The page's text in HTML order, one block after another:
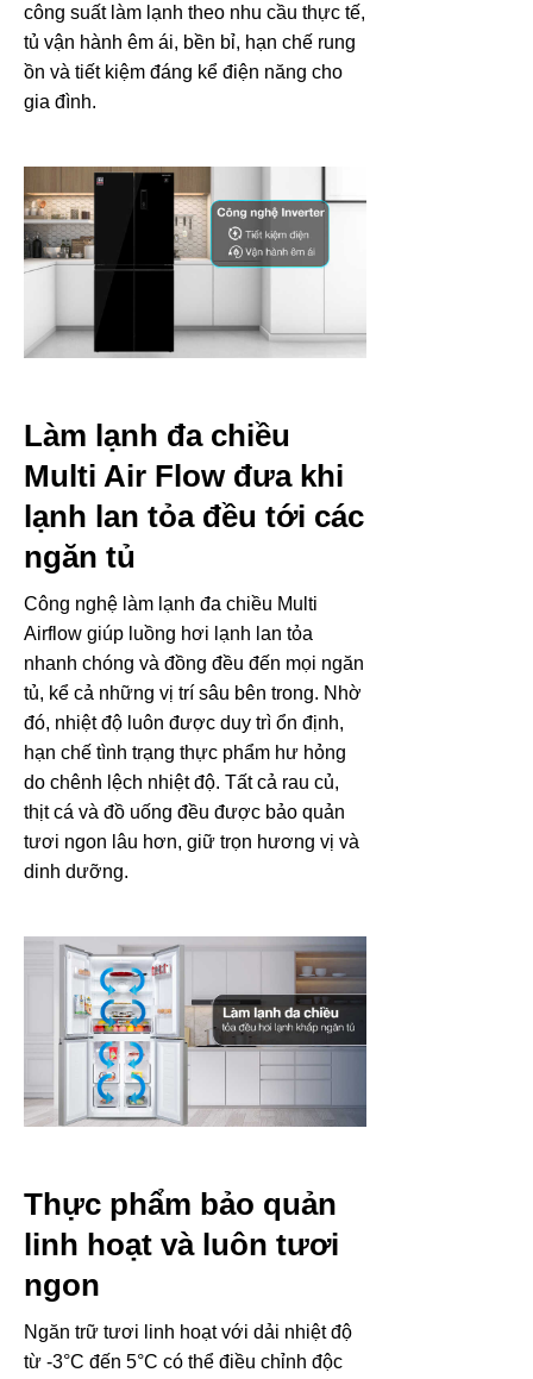
công suất làm lạnh theo nhu cầu thực tế,
tủ vận hành êm ái, bền bỉ, hạn chế rung
ồn và tiết kiệm đáng kể điện năng cho
gia đình.
Làm lạnh đa chiều
Multi Air Flow đưa khi
lạnh lan tỏa đều tới các
ngăn tủ
Công nghệ làm lạnh đa chiều Multi
Airflow giúp luồng hơi lạnh lan tỏa
nhanh chóng và đồng đều đến mọi ngăn
tủ, kể cả những vị trí sâu bên trong. Nhờ
đó, nhiệt độ luôn được duy trì ổn định,
hạn chế tình trạng thực phẩm hư hỏng
do chênh lệch nhiệt độ. Tất cả rau củ,
thịt cá và đồ uống đều được bảo quản
tươi ngon lâu hơn, giữ trọn hương vị và
dinh dưỡng.
Thực phẩm bảo quản
linh hoạt và luôn tươi
ngon
Ngăn trữ tươi linh hoạt với dải nhiệt độ
từ -3°C đến 5°C có thể điều chỉnh độc